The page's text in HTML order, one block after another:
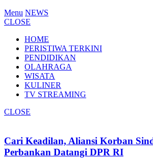
Menu NEWS
CLOSE
HOME
PERISTIWA TERKINI
PENDIDIKAN
OLAHRAGA
WISATA
KULINER
TV STREAMING
CLOSE
Cari Keadilan, Aliansi Korban
Perbankan Datangi DPR RI